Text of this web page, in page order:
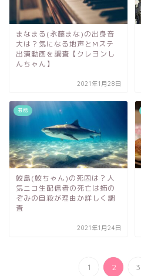
まなまる(永藤まな)の出身音
大は？気になる地声とMステ
出演動画を調査【クレヨンし
んちゃん】
2021年1月28日
芸能
鮫島(鮫ちゃん)の死因は？人
気ニコ生配信者の死亡は姉の
ぞみの自殺が理由か詳しく調
査
2021年1月24日
1 2 3